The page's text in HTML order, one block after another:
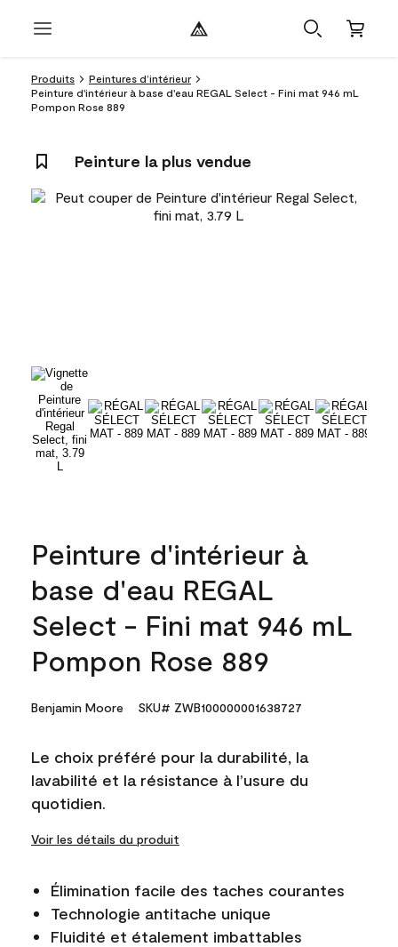
Produits
Peintures d’intérieur
Peinture d'intérieur à base d'eau REGAL Select - Fini mat 946 mL
Pompon Rose 889
Peinture la plus vendue
Peinture d'intérieur à
base d'eau REGAL
Select - Fini mat 946 mL
Pompon Rose 889
Benjamin Moore SKU# ZWB100000001638727
Le choix préféré pour la durabilité, la
lavabilité et la résistance à l’usure du
quotidien.
Voir les détails du produit
Élimination facile des taches courantes
Technologie antitache unique
Fluidité et étalement imbattables